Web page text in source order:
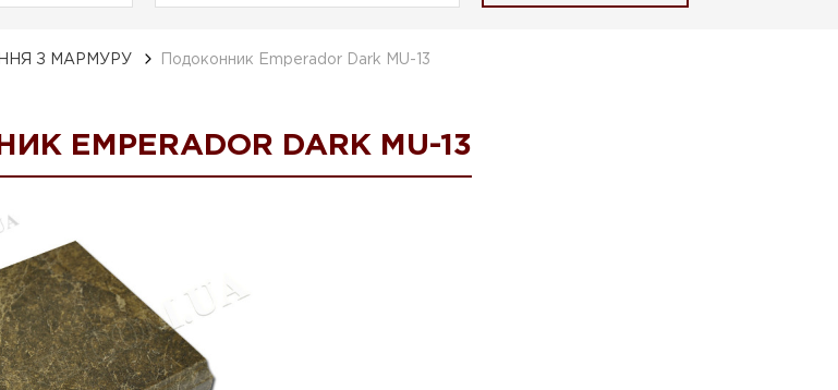
З МАРМУРУ Подоконник Emperador Dark MU-13
EMPERADOR DARK MU-13